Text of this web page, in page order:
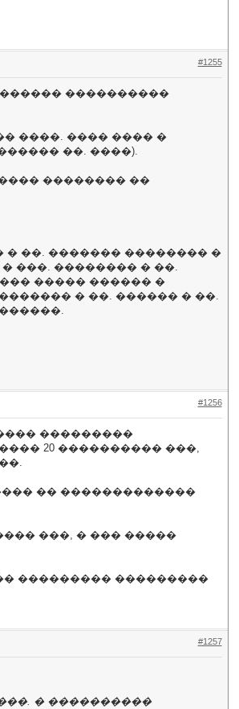
#1255
����������
����. ���� ���� �
��. ����).
�������� ��
� ��. ������� �������� �
���. �������� � ��.
����� ������ �
� ��. ������ � ��.
#1256
���������
20 ���������� ���,
�� �������������
���, � ��� �����
��������� ���������
#1257
� ����������